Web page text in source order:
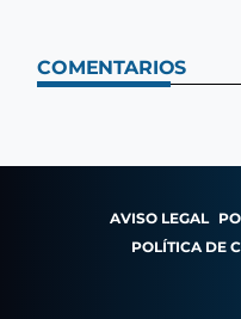
COMENTARIOS
AVISO LEGAL
POLÍTICA DE